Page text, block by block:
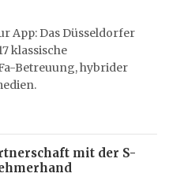
App: Das Düsseldorfer
klassische
Betreuung, hybrider
mit der S-